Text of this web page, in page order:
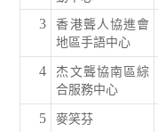
3
香港聾人協進會
地區手語中心
4
杰文聾協南區綜
合服務中心
5 麥笑芬